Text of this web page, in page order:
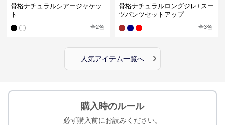
骨格ナチュラルシアージャケッ
ト
全2色
骨格ナチュラルロングジレ+スー
ツパンツセットアップ
全3色
人気アイテム一覧へ ›
購入時のルール
必ず購入前にお読みください。